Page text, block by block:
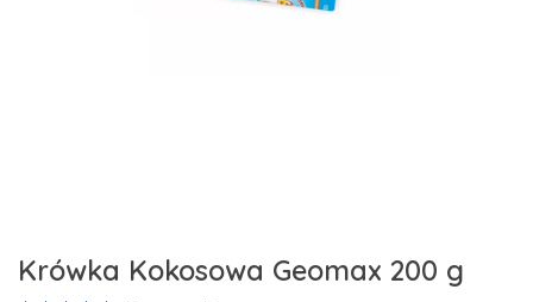
Krówka Kokosowa Geomax 200 g